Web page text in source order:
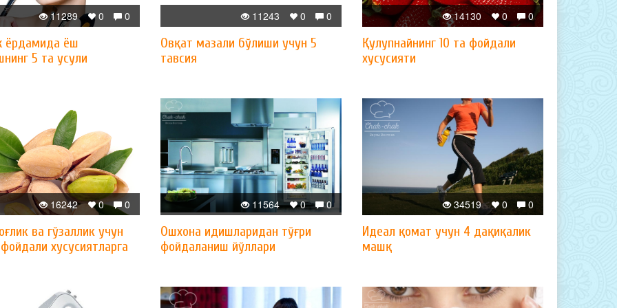
0
0
11289
ёрдамида ёш
5 та усули
0
0
11243
Овқат мазали бўлиши учун 5
тавсия
0
0
14130
Қулупнайнинг 10 та фойдали
хусусияти
0
0
16242
ва гўзаллик учун
хусусиятларга
0
0
11564
Ошхона идишларидан тўғри
фойдаланиш йўллари
0
0
34519
Идеал қомат учун 4 дақиқалик
машқ